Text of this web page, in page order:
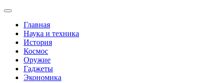
Главная
Наука и техника
История
Космос
Оружие
Гаджеты
Экономика